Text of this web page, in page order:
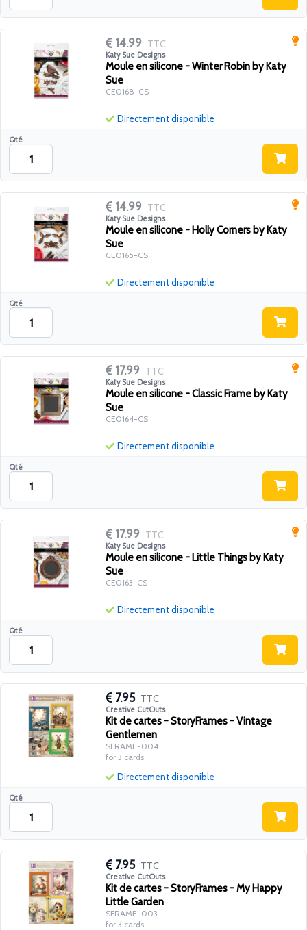
14.99 TTC
Katy Sue Designs
Moule en silicone - Winter Robin by Katy
Sue
CE0168-CS
Qté
Directement disponible
14.99 TTC
Katy Sue Designs
Moule en silicone - Holly Corners by Katy
Sue
CE0165-CS
Qté
Directement disponible
17.99 TTC
Katy Sue Designs
Moule en silicone - Classic Frame by Katy
Sue
CE0164-CS
Qté
Directement disponible
17.99 TTC
Katy Sue Designs
Moule en silicone - Little Things by Katy
Sue
CE0163-CS
Qté
Directement disponible
7.95 TTC
Creative CutOuts
Kit de cartes - StoryFrames - Vintage
Gentlemen
SFRAME-004
for 3 cards
Qté
Directement disponible
7.95 TTC
Creative CutOuts
Kit de cartes - StoryFrames - My Happy
Little Garden
SFRAME-003
for 3 cards